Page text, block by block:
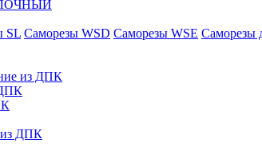
SL Саморезы WSD Саморезы WSE Саморезы
из ДПК
из ДПК